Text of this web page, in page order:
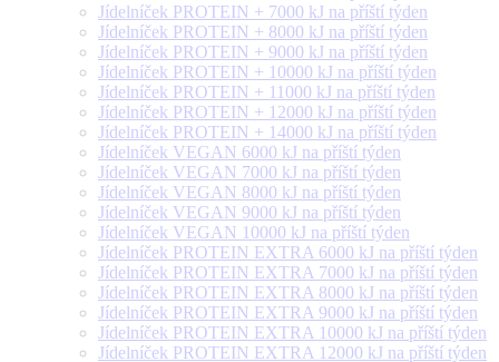
Jídelníček PROTEIN + 7000 kJ na příští týden
Jídelníček PROTEIN + 8000 kJ na příští týden
Jídelníček PROTEIN + 9000 kJ na příští týden
Jídelníček PROTEIN + 10000 kJ na příští týden
Jídelníček PROTEIN + 11000 kJ na příští týden
Jídelníček PROTEIN + 12000 kJ na příští týden
Jídelníček PROTEIN + 14000 kJ na příští týden
Jídelníček VEGAN 6000 kJ na příští týden
Jídelníček VEGAN 7000 kJ na příští týden
Jídelníček VEGAN 8000 kJ na příští týden
Jídelníček VEGAN 9000 kJ na příští týden
Jídelníček VEGAN 10000 kJ na příští týden
Jídelníček PROTEIN EXTRA 6000 kJ na příští týden
Jídelníček PROTEIN EXTRA 7000 kJ na příští týden
Jídelníček PROTEIN EXTRA 8000 kJ na příští týden
Jídelníček PROTEIN EXTRA 9000 kJ na příští týden
Jídelníček PROTEIN EXTRA 10000 kJ na příští týden
Jídelníček PROTEIN EXTRA 12000 kJ na příští týden